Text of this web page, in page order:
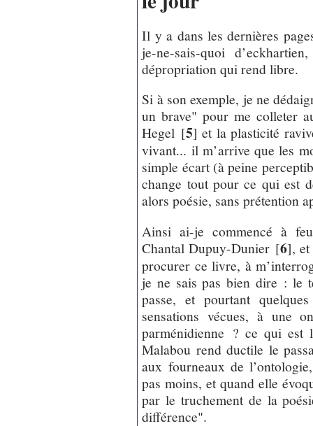
Il y a dans les dernières
je-ne-sais-quoi
dépropriation qui rend libre.
Si à son exemple, je ne
un brave" pour me colleter
Hegel [5] et la plasticité
vivant... il m’arrive que les
simple écart (à peine
change tout pour ce qui est
alors poésie, sans prétention
Ainsi ai-je commencé à
Chantal Dupuy-Dunier [6],
procurer ce livre, à
je ne sais pas bien dire : le
passe, et pourtant
sensations vécues, à une
parménidienne ? ce qui est
Malabou rend ductile le
aux fourneaux de
pas moins, et quand elle
par le truchement de la
différence".